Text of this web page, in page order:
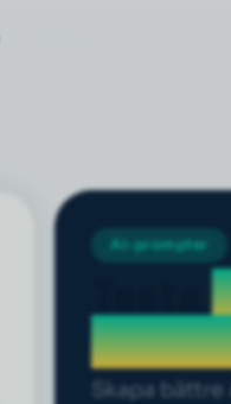
AI-prompter
Testa
Skapa